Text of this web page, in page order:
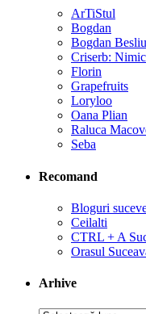
ArTiStul
Bogdan
Bogdan Besliu
Criserb:
Florin
Grapefruits
Loryloo
Oana Plian
Raluca
Seba
Recomand
Bloguri
Ceilalti
CTRL + A
Orasul
Arhive